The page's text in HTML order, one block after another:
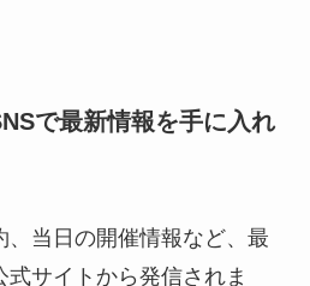
で最新情報を手に入れ
、当日の開催情報など、最
式サイトから発信されま